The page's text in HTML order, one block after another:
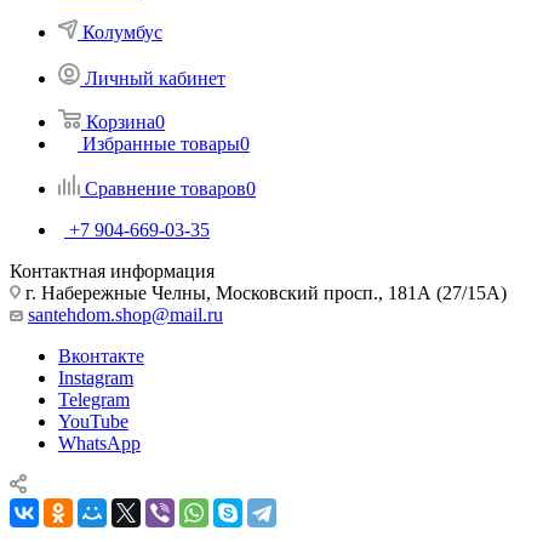
Колумбус
Личный кабинет
Корзина0
Избранные товары0
Сравнение товаров0
+7 904-669-03-35
Контактная информация
г. Набережные Челны, Московский просп., 181А (27/15А)
santehdom.shop@mail.ru
Вконтакте
Instagram
Telegram
YouTube
WhatsApp